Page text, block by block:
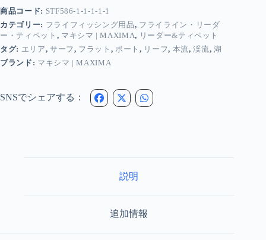
メ
レ
オ
ス
テ
テ
商品コード: STF586-1-1-1-1-1
カテゴリー: フライフィッシング用品, フライライン・リーダ
ー・ティペット , マキシマ | MAXIMA, リーダー&ティペット
タグ: エリア, サーフ, フラット , ボート, リーフ, 本流,渓流, 湖
ブランド: マキシマ | MAXIMA
SNSでシェアする：
説明
追加情報